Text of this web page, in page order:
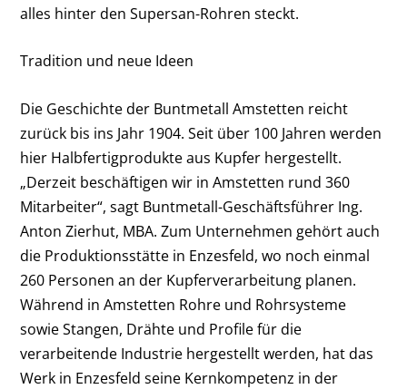
alles hinter den Supersan-Rohren steckt.
Tradition und neue Ideen
Die Geschichte der Buntmetall Amstetten reicht
zurück bis ins Jahr 1904. Seit über 100 Jahren werden
hier Halbfertigprodukte aus Kupfer hergestellt.
„Derzeit beschäftigen wir in Amstetten rund 360
Mitarbeiter“, sagt Buntmetall-Geschäftsführer Ing.
Anton Zierhut, MBA. Zum Unternehmen gehört auch
die Produktionsstätte in Enzesfeld, wo noch einmal
260 Personen an der Kupferverarbeitung planen.
Während in Amstetten Rohre und Rohrsysteme
sowie Stangen, Drähte und Profile für die
verarbeitende Industrie hergestellt werden, hat das
Werk in Enzesfeld seine Kernkompetenz in der